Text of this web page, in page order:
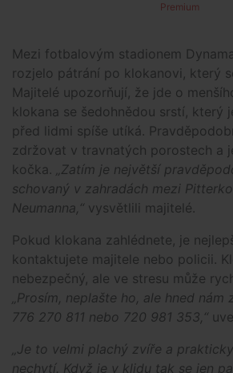
Premium
Mezi fotbalovým stadionem
rozjelo pátrání po klokanovi, který
Majitelé upozorňují, že jde o
klokana se šedohnědou srstí, který
před lidmi spíše utíká.
zdržovat v travnatých porostech a
kočka. „Zatím je největší
schovaný v zahradách mezi
Neumanna,“ vysvětlili majitelé.
Pokud klokana zahlédnete, je
kontaktujete majitele nebo policii.
nebezpečný, ale ve stresu může
„Prosím, neplašte ho, ale hned nám
776 270 811 nebo 720 981 353,“
„Je to velmi plachý zvíře a
nechytí. Když je v klidu tak se jen